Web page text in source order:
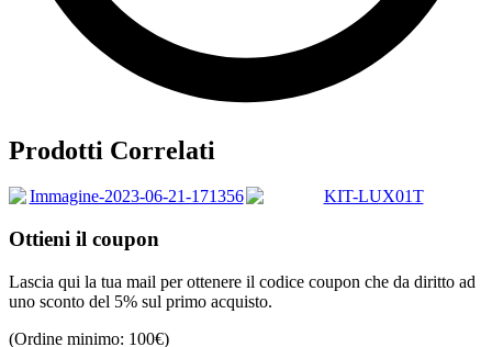
Prodotti Correlati
Ottieni il coupon
Lascia qui la tua mail per ottenere il codice coupon che da diritto ad
uno sconto del 5% sul primo acquisto.
(Ordine minimo: 100€)